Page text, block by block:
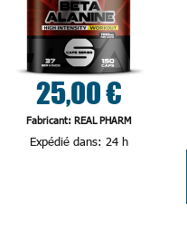
25,00 €
Fabricant: REAL PHARM
Expédié dans: 24 h